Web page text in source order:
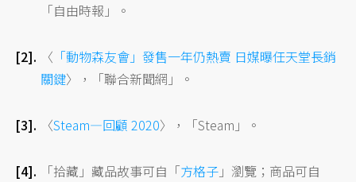
「自由時報」。
〈 「動物森友會」發售一年仍熱賣 日媒曝任天堂長銷
關鍵〉，「聯合新聞網」。
〈Steam—回顧 2020〉，「Steam」。
「拾藏」藏品故事可自「方格子 」瀏覽；商品可自